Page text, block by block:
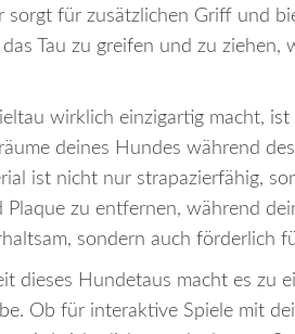
sorgt für zusätzlichen Griff und
Tau zu greifen und zu ziehen,
wirklich einzigartig macht, ist
deines Hundes während
ist nicht nur strapazierfähig,
Plaque zu entfernen, während
sondern auch förderlich
dieses Hundetaus macht es zu
Ob für interaktive Spiele mit